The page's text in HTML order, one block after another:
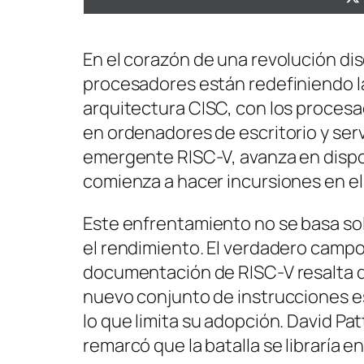
En el corazón de una revolución
procesadores están redefiniendo
arquitectura CISC, con los
en ordenadores de escritorio y
emergente RISC-V, avanza en
comienza a hacer incursiones en
Este enfrentamiento no se basa
el rendimiento. El verdadero
documentación de RISC-V
nuevo conjunto de instrucciones
lo que limita su adopción. David
remarcó que la batalla se libraría